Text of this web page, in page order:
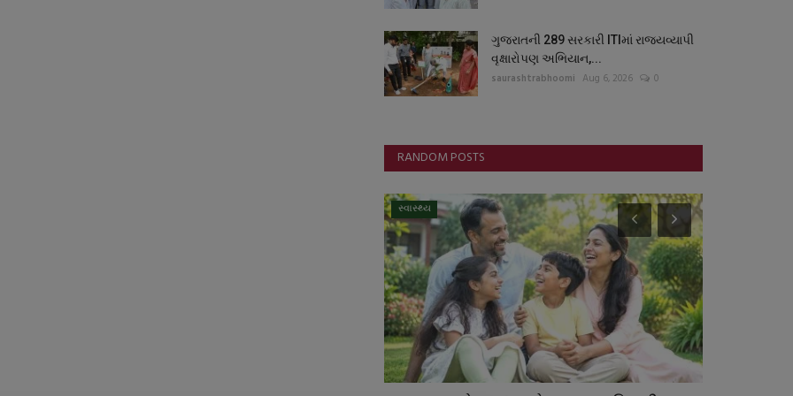
ગુજરાતની 289 સરકારી ITIમાં રાજ્યવ્યાપી
વૃક્ષારોપણ અભિયાન,...
saurashtrabhoomi Aug 6, 2026 0
RANDOM POSTS
સ્વાસ્થ્ય